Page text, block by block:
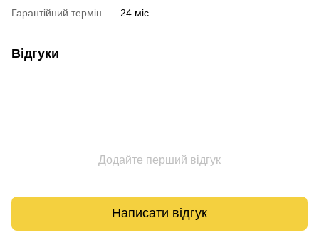
Гарантійний термін
24 міс
Відгуки
Додайте перший відгук
Написати відгук